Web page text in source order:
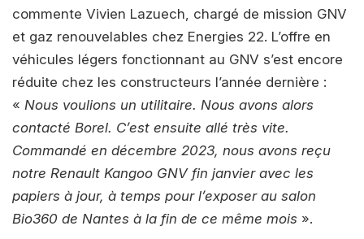
commente Vivien Lazuech, chargé de mission GNV
et gaz renouvelables chez Energies 22. L’offre en
véhicules légers fonctionnant au GNV s’est encore
réduite chez les constructeurs l’année dernière :
« Nous voulions un utilitaire. Nous avons alors
contacté Borel. C’est ensuite allé très vite.
Commandé en décembre 2023, nous avons reçu
notre Renault Kangoo GNV fin janvier avec les
papiers à jour, à temps pour l’exposer au salon
Bio360 de Nantes à la fin de ce même mois ».